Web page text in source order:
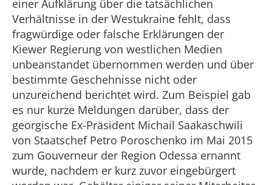
einer Aufklärung über die tatsächlichen
Verhältnisse in der Westukraine fehlt, dass
fragwürdige oder falsche Erklärungen der
Kiewer Regierung von westlichen Medien
unbeanstandet übernommen werden und über
bestimmte Geschehnisse nicht oder
unzureichend berichtet wird. Zum Beispiel gab
es nur kurze Meldungen darüber, dass der
georgische Ex-Präsident Michail Saakaschwili
von Staatschef Petro Poroschenko im Mai 2015
zum Gouverneur der Region Odessa ernannt
wurde, nachdem er kurz zuvor eingebürgert